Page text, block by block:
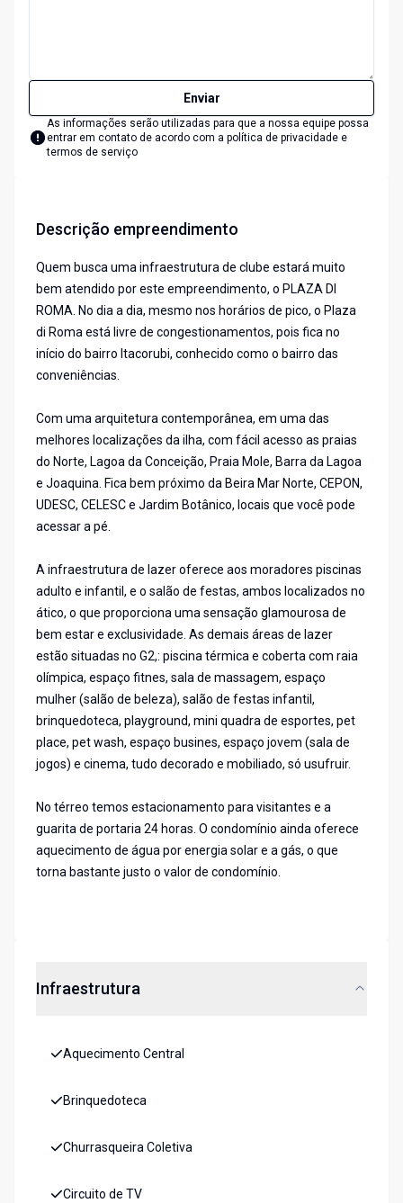
Enviar
As informações serão utilizadas para que a nossa equipe possa
entrar em contato de acordo com a política de privacidade e
termos de serviço
Descrição empreendimento
Quem busca uma infraestrutura de clube estará muito
bem atendido por este empreendimento, o PLAZA DI
ROMA. No dia a dia, mesmo nos horários de pico, o Plaza
di Roma está livre de congestionamentos, pois fica no
início do bairro Itacorubi, conhecido como o bairro das
conveniências.
Com uma arquitetura contemporânea, em uma das
melhores localizações da ilha, com fácil acesso as praias
do Norte, Lagoa da Conceição, Praia Mole, Barra da Lagoa
e Joaquina. Fica bem próximo da Beira Mar Norte, CEPON,
UDESC, CELESC e Jardim Botânico, locais que você pode
acessar a pé.
A infraestrutura de lazer oferece aos moradores piscinas
adulto e infantil, e o salão de festas, ambos localizados no
ático, o que proporciona uma sensação glamourosa de
bem estar e exclusividade. As demais áreas de lazer
estão situadas no G2,: piscina térmica e coberta com raia
olímpica, espaço fitnes, sala de massagem, espaço
mulher (salão de beleza), salão de festas infantil,
brinquedoteca, playground, mini quadra de esportes, pet
place, pet wash, espaço busines, espaço jovem (sala de
jogos) e cinema, tudo decorado e mobiliado, só usufruir.
No térreo temos estacionamento para visitantes e a
guarita de portaria 24 horas. O condomínio ainda oferece
aquecimento de água por energia solar e a gás, o que
torna bastante justo o valor de condomínio.
Infraestrutura
Aquecimento Central
Brinquedoteca
Churrasqueira Coletiva
Circuito de TV